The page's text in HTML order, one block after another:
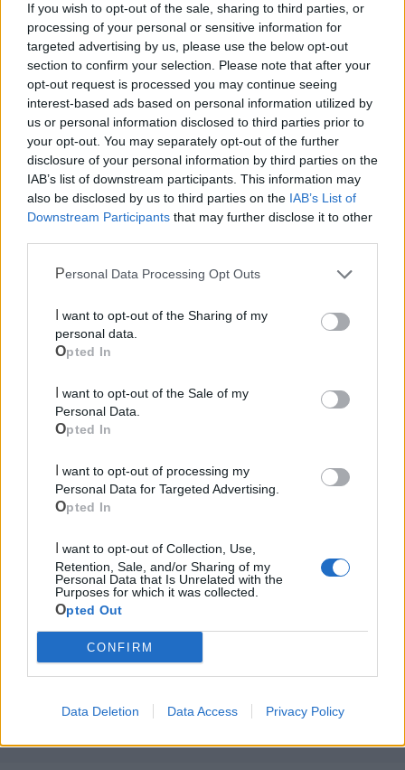
If you wish to opt-out of the sale, sharing to third parties, or
processing of your personal or sensitive information for
targeted advertising by us, please use the below opt-out
section to confirm your selection. Please note that after your
opt-out request is processed you may continue seeing
interest-based ads based on personal information utilized by
us or personal information disclosed to third parties prior to
your opt-out. You may separately opt-out of the further
disclosure of your personal information by third parties on the
IAB’s list of downstream participants. This information may
also be disclosed by us to third parties on the IAB’s List of
Downstream Participants that may further disclose it to other
Personal Data Processing Opt Outs
personal data.
Opted In
Personal Data.
Opted In
Personal Data for Targeted Advertising.
Opted In
Retention, Sale, and/or Sharing of my
Personal Data that Is Unrelated with the
Purposes for which it was collected.
Opted Out
CONFIRM
Data Deletion Data Access Privacy Policy
Mondo CIA
Cia Agricoltori Italiani | Puglia - Area Due
Mari
Scopri tutte le notizie, gli eventi e la Web TV di Cia Puglia - Area
Due Mari